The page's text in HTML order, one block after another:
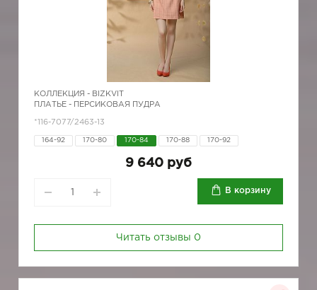
КОЛЛЕКЦИЯ - BIZKVIT
ПЛАТЬЕ - ПЕРСИКОВАЯ ПУДРА
*116-7077/2463-13
164-92 170-80 170-84 170-88 170-92
9 640 руб
В корзину
Читать отзывы 0